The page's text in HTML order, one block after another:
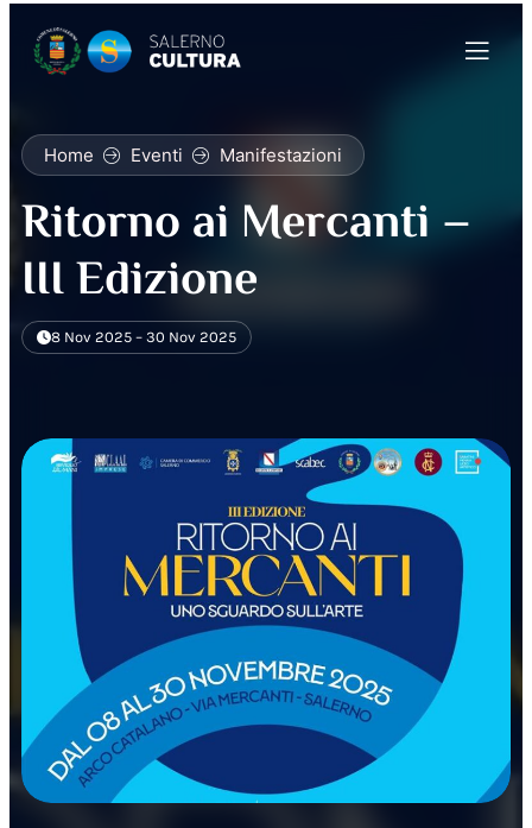
Home Eventi Manifestazioni
Ritorno ai Mercanti –
III Edizione
8 Nov 2025 – 30 Nov 2025